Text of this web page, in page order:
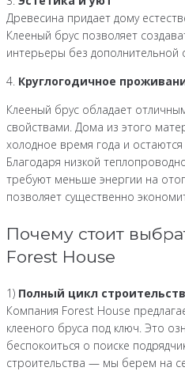
Древесина придает дому
Клееный брус позволяет
интерьеры без дополнительной
4. Круглогодичное
Клееный брус обладает
свойствами. Дома из этого
холодное время года и
Благодаря низкой
требуют меньше энергии на
позволяет существенно
Почему стоит
Forest House
1) Полный цикл
Компания Forest House
клееного бруса под ключ. Это
беспокоиться о поиске
строительства — мы берем на